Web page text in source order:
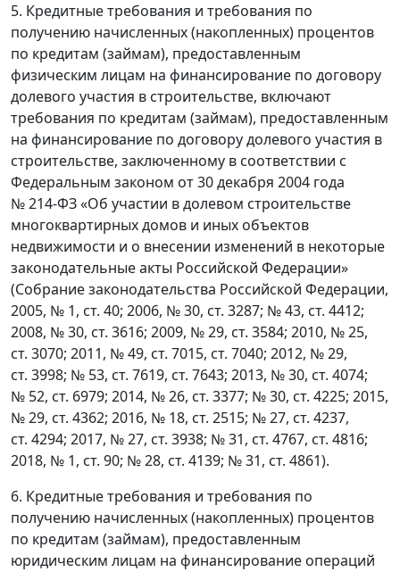
5. Кредитные требования и требования по
получению начисленных (накопленных) процентов
по кредитам (займам), предоставленным
физическим лицам на финансирование по договору
долевого участия в строительстве, включают
требования по кредитам (займам), предоставленным
на финансирование по договору долевого участия в
строительстве, заключенному в соответствии с
Федеральным законом от 30 декабря 2004 года
№ 214-ФЗ «Об участии в долевом строительстве
многоквартирных домов и иных объектов
недвижимости и о внесении изменений в некоторые
законодательные акты Российской Федерации»
(Собрание законодательства Российской Федерации,
2005, № 1, ст. 40; 2006, № 30, ст. 3287; № 43, ст. 4412;
2008, № 30, ст. 3616; 2009, № 29, ст. 3584; 2010, № 25,
ст. 3070; 2011, № 49, ст. 7015, ст. 7040; 2012, № 29,
ст. 3998; № 53, ст. 7619, ст. 7643; 2013, № 30, ст. 4074;
№ 52, ст. 6979; 2014, № 26, ст. 3377; № 30, ст. 4225; 2015,
№ 29, ст. 4362; 2016, № 18, ст. 2515; № 27, ст. 4237,
ст. 4294; 2017, № 27, ст. 3938; № 31, ст. 4767, ст. 4816;
2018, № 1, ст. 90; № 28, ст. 4139; № 31, ст. 4861).
6. Кредитные требования и требования по
получению начисленных (накопленных) процентов
по кредитам (займам), предоставленным
юридическим лицам на финансирование операций